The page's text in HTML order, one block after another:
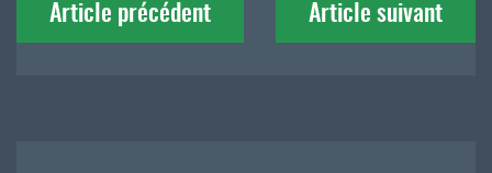
deArticle précédent Article suivant